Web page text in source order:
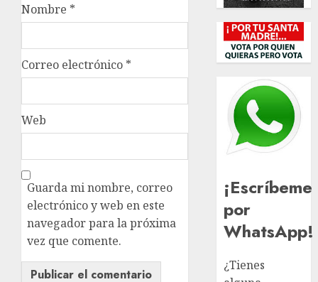
Nombre *
Correo electrónico *
Web
Guarda mi nombre, correo
electrónico y web en este
navegador para la próxima
vez que comente.
¡Escríbeme
por
WhatsApp!
¿Tienes